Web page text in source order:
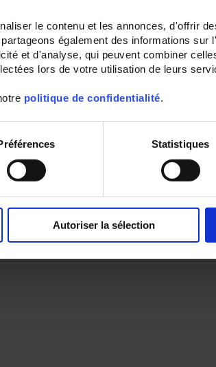
le contenu et les annonces, d'offrir
également des informations sur
et d'analyse, qui peuvent combiner
lors de votre utilisation de leurs
politique de confidentialité.
Statistiques
Autoriser la sélection